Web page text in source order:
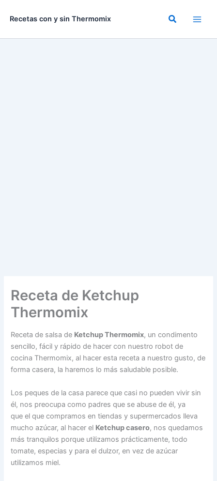
Recetas con y sin Thermomix Buscar
Receta de Ketchup
Thermomix
Receta de salsa de Ketchup Thermomix, un condimento
sencillo, fácil y rápido de hacer con nuestro robot de
cocina Thermomix, al hacer esta receta a nuestro gusto, de
forma casera, la haremos lo más saludable posible.
Los peques de la casa parece que casi no pueden vivir sin
él, nos preocupa como padres que se abuse de él, ya
que el que compramos en tiendas y supermercados lleva
mucho azúcar, al hacer el Ketchup casero, nos quedamos
más tranquilos porque utilizamos prácticamente, todo
tomate, especias y para el dulzor, en vez de azúcar
utilizamos miel.